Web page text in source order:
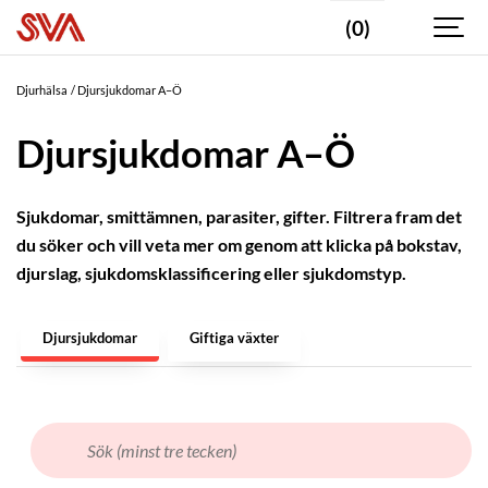
(0)
Djurhälsa Djursjukdomar A–Ö
Djursjukdomar A–Ö
Sjukdomar, smittämnen, parasiter, gifter. Filtrera fram det
du söker och vill veta mer om genom att klicka på bokstav,
djurslag, sjukdomsklassificering eller sjukdomstyp.
Djursjukdomar Giftiga växter
DJURSLAG
Fjäderfä
vilda
Gnagare
Hjortdjur